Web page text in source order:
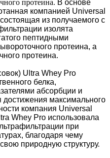
протеина. В основе
компанией Universal
из получаемого с
изолята
пептидными
протеина, а
протеина.
Ultra Whey Pro
белка,
абсорбции и
достижения максимального
компания Universal
Whey Pro использовала
при
благодаря чему
природную структуру.